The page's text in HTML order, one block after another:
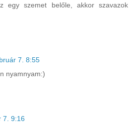
egy szemet belőle, akkor szavazok
7. 8:55
nyamnyam:)
7. 9:16